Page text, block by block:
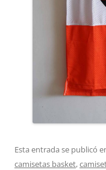
Esta entrada se publicó
camisetas basket,